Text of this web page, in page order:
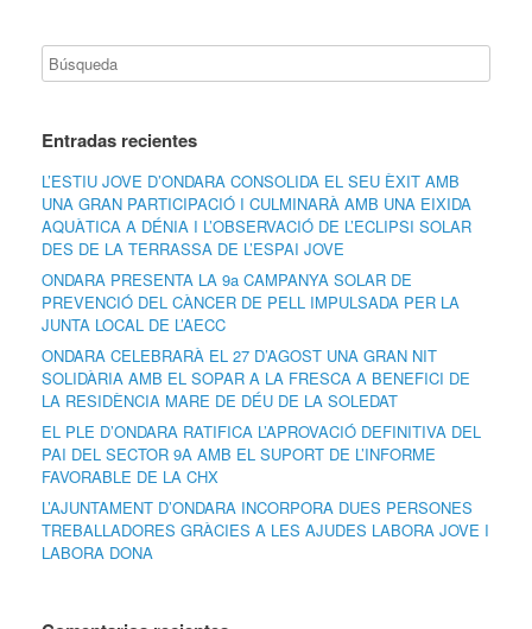
Entradas recientes
L’ESTIU JOVE D’ONDARA CONSOLIDA EL SEU ÈXIT AMB
UNA GRAN PARTICIPACIÓ I CULMINARÀ AMB UNA EIXIDA
AQUÀTICA A DÉNIA I L’OBSERVACIÓ DE L’ECLIPSI SOLAR
DES DE LA TERRASSA DE L’ESPAI JOVE
ONDARA PRESENTA LA 9a CAMPANYA SOLAR DE
PREVENCIÓ DEL CÀNCER DE PELL IMPULSADA PER LA
JUNTA LOCAL DE L’AECC
ONDARA CELEBRARÀ EL 27 D’AGOST UNA GRAN NIT
SOLIDÀRIA AMB EL SOPAR A LA FRESCA A BENEFICI DE
LA RESIDÈNCIA MARE DE DÉU DE LA SOLEDAT
EL PLE D’ONDARA RATIFICA L’APROVACIÓ DEFINITIVA DEL
PAI DEL SECTOR 9A AMB EL SUPORT DE L’INFORME
FAVORABLE DE LA CHX
L’AJUNTAMENT D’ONDARA INCORPORA DUES PERSONES
TREBALLADORES GRÀCIES A LES AJUDES LABORA JOVE I
LABORA DONA